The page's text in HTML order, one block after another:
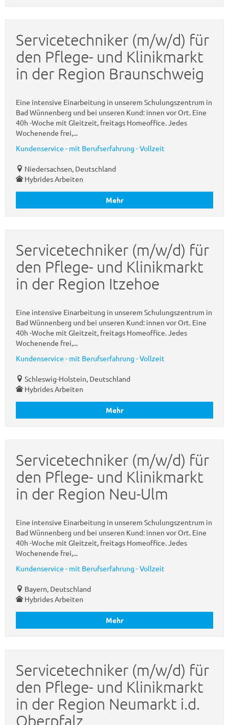
Servicetechniker (m/w/d) für
den Pflege- und Klinikmarkt
in der Region Braunschweig
Eine intensive Einarbeitung in unserem Schulungszentrum in
Bad Wünnenberg und bei unseren Kund: innen vor Ort. Eine
40h -Woche mit Gleitzeit, freitags Homeoffice. Jedes
Wochenende frei,...
Kundenservice - mit Berufserfahrung - Vollzeit
Niedersachsen, Deutschland
Hybrides Arbeiten
Mehr
Servicetechniker (m/w/d) für
den Pflege- und Klinikmarkt
in der Region Itzehoe
Eine intensive Einarbeitung in unserem Schulungszentrum in
Bad Wünnenberg und bei unseren Kund: innen vor Ort. Eine
40h -Woche mit Gleitzeit, freitags Homeoffice. Jedes
Wochenende frei,...
Kundenservice - mit Berufserfahrung - Vollzeit
Schleswig-Holstein, Deutschland
Hybrides Arbeiten
Mehr
Servicetechniker (m/w/d) für
den Pflege- und Klinikmarkt
in der Region Neu-Ulm
Eine intensive Einarbeitung in unserem Schulungszentrum in
Bad Wünnenberg und bei unseren Kund: innen vor Ort. Eine
40h -Woche mit Gleitzeit, freitags Homeoffice. Jedes
Wochenende frei,...
Kundenservice - mit Berufserfahrung - Vollzeit
Bayern, Deutschland
Hybrides Arbeiten
Mehr
Servicetechniker (m/w/d) für
den Pflege- und Klinikmarkt
in der Region Neumarkt i.d.
Oberpfalz